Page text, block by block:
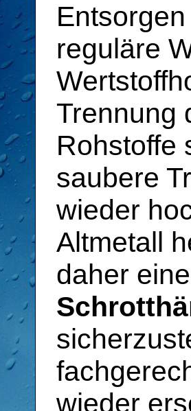
reguläre
Trennung
Rohstoffe
saubere
wieder
Altmetall
daher
wieder